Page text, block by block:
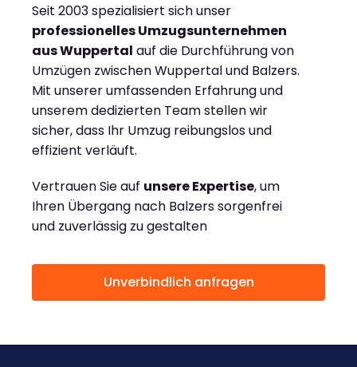
Seit 2003 spezialisiert sich unser
professionelles Umzugsunternehmen
aus Wuppertal auf die Durchführung von
Umzügen zwischen Wuppertal und Balzers.
Mit unserer umfassenden Erfahrung und
unserem dedizierten Team stellen wir
sicher, dass Ihr Umzug reibungslos und
effizient verläuft.
Vertrauen Sie auf unsere Expertise, um
Ihren Übergang nach Balzers sorgenfrei
und zuverlässig zu gestalten
Unverbindlich anfragen